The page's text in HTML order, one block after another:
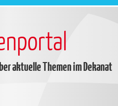
aktuelle Themen im Dekanat